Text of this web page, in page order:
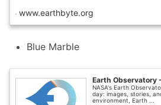
www.earthbyte.org
Blue Marble
Earth Observatory
NASA's Earth
day: images, stories,
environment, Earth ...